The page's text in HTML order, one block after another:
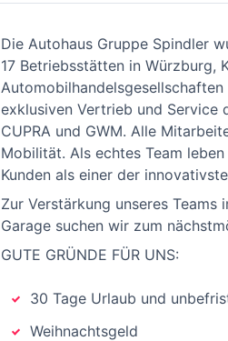
Die Autohaus Gruppe Spindler
17 Betriebsstätten in Würzburg,
exklusiven Vertrieb und Service
CUPRA und GWM. Alle
Mobilität. Als echtes Team
Kunden als einer der
Zur Verstärkung unseres
Garage suchen wir zum
GUTE GRÜNDE FÜR UNS:
30 Tage Urlaub und
Weihnachtsgeld